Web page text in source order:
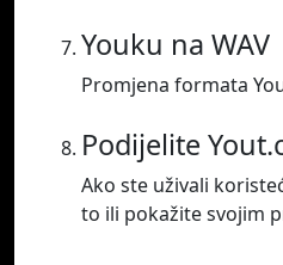
Youku na WAV
Promjena formata
Podijelite
Ako ste uživali
to ili pokažite svojim